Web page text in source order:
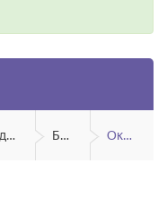
Запчасти к водонагревателям Бойлеры Ока/Redber